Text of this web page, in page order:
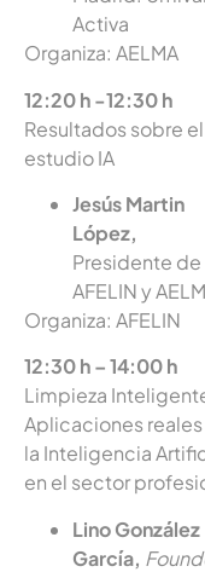
Activa
Organiza: AELMA
12:20 h -12:30 h
Resultados sobre el
estudio IA
Jesús Martin
López,
Presidente de
AFELIN y
Organiza: AFELIN
12:30 h – 14:00 h
Limpieza
Aplicaciones
la Inteligencia
en el sector
Lino González
García,